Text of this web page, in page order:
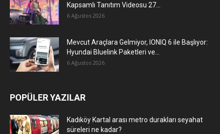
Kapsamlı Tanıtım Videosu 27...
6 Ağustos 2026
Mevcut Araçlara Gelmiyor, IONIQ 6 ile Başlıyor:
Hyundai Bluelink Paketleri ve...
6 Ağustos 2026
POPÜLER YAZILAR
Kadıköy Kartal arası metro durakları seyahat
süreleri ne kadar?